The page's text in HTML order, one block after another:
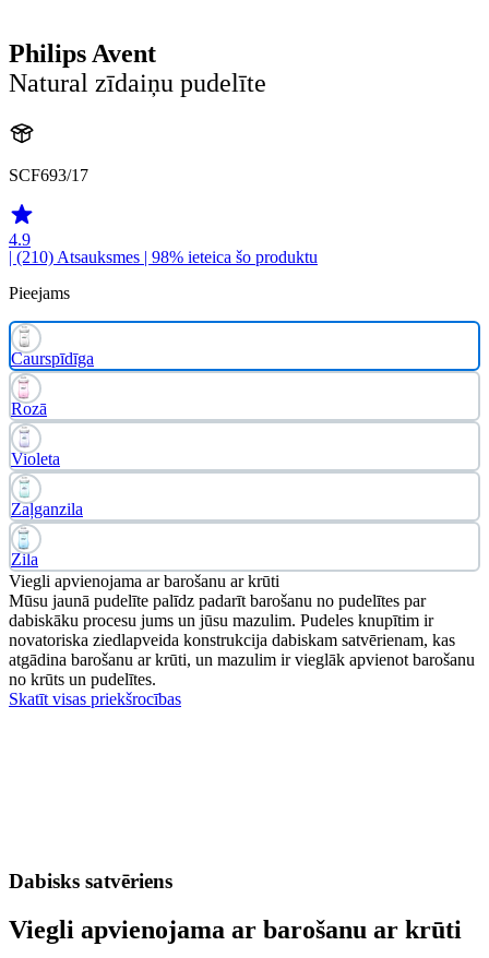
Philips Avent
Natural zīdaiņu pudelīte
SCF693/17
4.9
| (210) Atsauksmes | 98% ieteica šo produktu
Pieejams
Caurspīdīga
Rozā
Violeta
Zaļganzila
Zila
Viegli apvienojama ar barošanu ar krūti
Mūsu jaunā pudelīte palīdz padarīt barošanu no pudelītes par
dabiskāku procesu jums un jūsu mazulim. Pudeles knupītim ir
novatoriska ziedlapveida konstrukcija dabiskam satvērienam, kas
atgādina barošanu ar krūti, un mazulim ir vieglāk apvienot barošanu
no krūts un pudelītes.
Skatīt visas priekšrocības
Dabisks satvēriens
Viegli apvienojama ar barošanu ar krūti